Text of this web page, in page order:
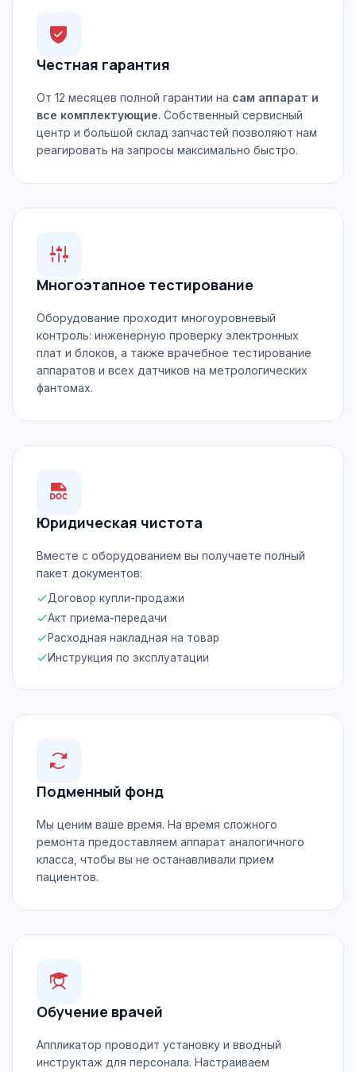
Честная гарантия
От 12 месяцев полной гарантии на сам аппарат и
все комплектующие. Собственный сервисный
центр и большой склад запчастей позволяют нам
реагировать на запросы максимально быстро.
Многоэтапное тестирование
Оборудование проходит многоуровневый
контроль: инженерную проверку электронных
плат и блоков, а также врачебное тестирование
аппаратов и всех датчиков на метрологических
фантомах.
Юридическая чистота
Вместе с оборудованием вы получаете полный
пакет документов:
Договор купли-продажи
Акт приема-передачи
Расходная накладная на товар
Инструкция по эксплуатации
Подменный фонд
Мы ценим ваше время. На время сложного
ремонта предоставляем аппарат аналогичного
класса, чтобы вы не останавливали прием
пациентов.
Обучение врачей
Аппликатор проводит установку и вводный
инструктаж для персонала. Настраиваем